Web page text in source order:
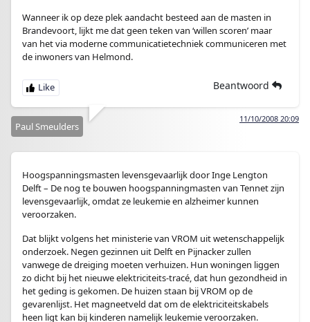
Wanneer ik op deze plek aandacht besteed aan de masten in
Brandevoort, lijkt me dat geen teken van ‘willen scoren’ maar
van het via moderne communicatietechniek communiceren met
de inwoners van Helmond.
Beantwoord
11/10/2008 20:09
Paul Smeulders
Hoogspanningsmasten levensgevaarlijk door Inge Lengton
Delft – De nog te bouwen hoogspanningmasten van Tennet zijn
levensgevaarlijk, omdat ze leukemie en alzheimer kunnen
veroorzaken.
Dat blijkt volgens het ministerie van VROM uit wetenschappelijk
onderzoek. Negen gezinnen uit Delft en Pijnacker zullen
vanwege de dreiging moeten verhuizen. Hun woningen liggen
zo dicht bij het nieuwe elektriciteits-tracé, dat hun gezondheid in
het geding is gekomen. De huizen staan bij VROM op de
gevarenlijst. Het magneetveld dat om de elektriciteitskabels
heen ligt kan bij kinderen namelijk leukemie veroorzaken.